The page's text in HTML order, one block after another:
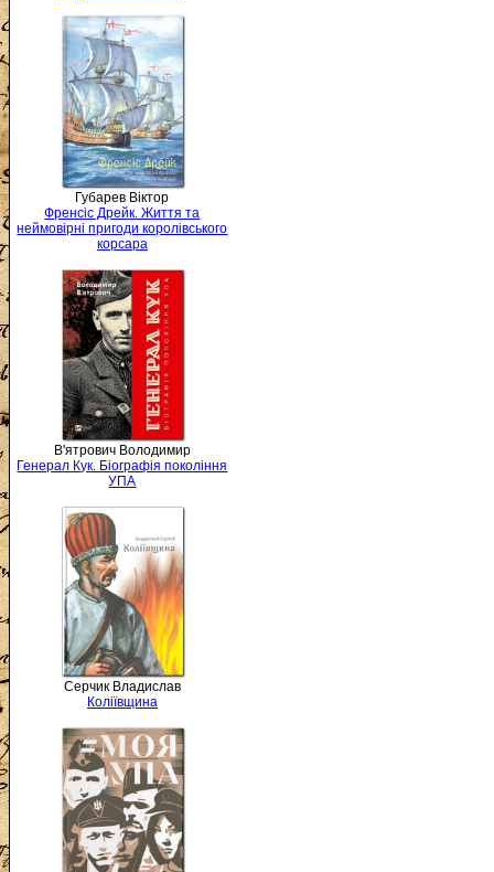
Губарев Віктор
Френсіс Дрейк. Життя та
неймовірні пригоди королівського
корсара
В'ятрович Володимир
Генерал Кук. Біографія покоління
УПА
Серчик Владислав
Коліївщина